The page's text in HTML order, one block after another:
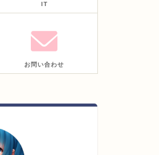
IT
お問い合わせ